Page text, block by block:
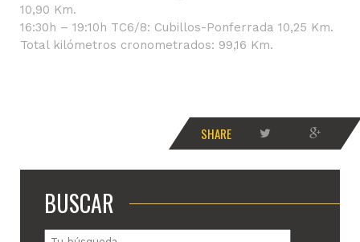
10,90 Km.
16:30h – 19:10h TC6/8: Cubillos-Ponferrada 10,25 Km.
Total kilómetros cronometrados: 99,16 Km.
SHARE
BUSCAR